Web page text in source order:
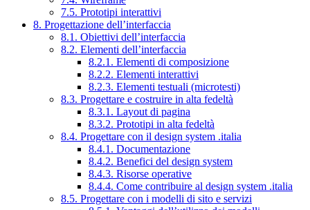
7.5. Prototipi interattivi
8. Progettazione dell’interfaccia
8.1. Obiettivi dell’interfaccia
8.2. Elementi dell’interfaccia
8.2.1. Elementi di composizione
8.2.2. Elementi interattivi
8.2.3. Elementi testuali (microtesti)
8.3. Progettare e costruire in alta fedeltà
8.3.1. Layout di pagina
8.3.2. Prototipi in alta fedeltà
8.4. Progettare con il design system .italia
8.4.1. Documentazione
8.4.2. Benefici del design system
8.4.3. Risorse operative
8.4.4. Come contribuire al design system .italia
8.5. Progettare con i modelli di sito e servizi